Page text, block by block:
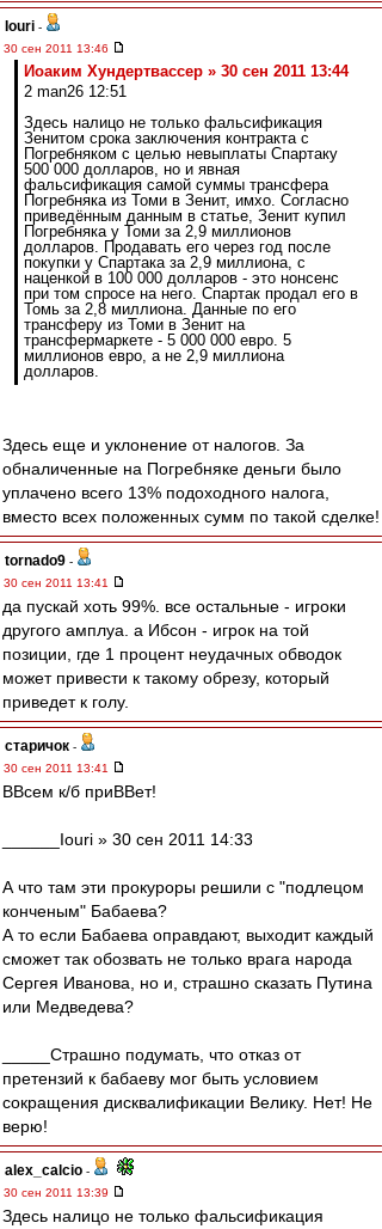
Iouri -
30 сен 2011 13:46
Иоаким Хундертвассер » 30 сен 2011 13:44
2 man26 12:51
Здесь налицо не только фальсификация
Зенитом срока заключения контракта с
Погребняком с целью невыплаты Спартаку
500 000 долларов, но и явная
фальсификация самой суммы трансфера
Погребняка из Томи в Зенит, имхо. Согласно
приведённым данным в статье, Зенит купил
Погребняка у Томи за 2,9 миллионов
долларов. Продавать его через год после
покупки у Спартака за 2,9 миллиона, с
наценкой в 100 000 долларов - это нонсенс
при том спросе на него. Спартак продал его в
Томь за 2,8 миллиона. Данные по его
трансферу из Томи в Зенит на
трансфермаркете - 5 000 000 евро. 5
миллионов евро, а не 2,9 миллиона
долларов.
Здесь еще и уклонение от налогов. За
обналиченные на Погребняке деньги было
уплачено всего 13% подоходного налога,
вместо всех положенных сумм по такой сделке!
tornado9 -
30 сен 2011 13:41
да пускай хоть 99%. все остальные - игроки
другого амплуа. а Ибсон - игрок на той
позиции, где 1 процент неудачных обводок
может привести к такому обрезу, который
приведет к голу.
старичок -
30 сен 2011 13:41
ВВсем к/б приВВет!
______Iouri » 30 сен 2011 14:33
А что там эти прокуроры решили с "подлецом
конченым" Бабаева?
А то если Бабаева оправдают, выходит каждый
сможет так обозвать не только врага народа
Сергея Иванова, но и, страшно сказать Путина
или Медведева?
_____Страшно подумать, что отказ от
претензий к бабаеву мог быть условием
сокращения дисквалификации Велику. Нет! Не
верю!
alex_calcio -
30 сен 2011 13:39
Здесь налицо не только фальсификация